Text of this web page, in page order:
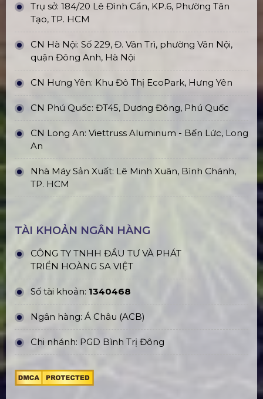
Trụ sở: 184/20 Lê Đình Cẩn, KP.6, Phường Tân
Tạo, TP. HCM
CN Hà Nội: Số 229, Đ. Vân Trì, phường Vân Nội,
quận Đông Anh, Hà Nội
CN Hưng Yên: Khu Đô Thị EcoPark, Hưng Yên
CN Phú Quốc: ĐT45, Dương Đông, Phú Quốc
CN Long An: Viettruss Aluminum - Bến Lức, Long
An
Nhà Máy Sản Xuất: Lê Minh Xuân, Bình Chánh,
TP. HCM
TÀI KHOẢN NGÂN HÀNG
CÔNG TY TNHH ĐẦU TƯ VÀ PHÁT
TRIỂN HOÀNG SA VIỆT
Số tài khoản: 1340468
Ngân hàng: Á Châu (ACB)
Chi nhánh: PGD Bình Trị Đông